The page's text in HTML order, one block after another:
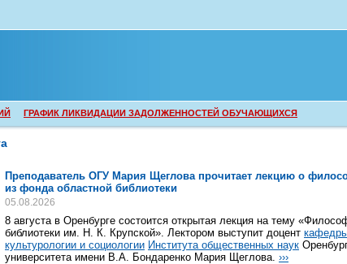
ГРАФИК ЛИКВИДАЦИИ ЗАДОЛЖЕННОСТЕЙ ОБУЧАЮЩИХСЯ
Преподаватель ОГУ Мария Щеглова прочитает лекцию о
из фонда областной библиотеки
05.08.2026
8 августа в Оренбурге состоится открытая лекция на тему
библиотеки им. Н. К. Крупской». Лектором выступит доцент
культурологии и социологии Института общественных наук
университета имени В.А. Бондаренко Мария Щеглова. ›››